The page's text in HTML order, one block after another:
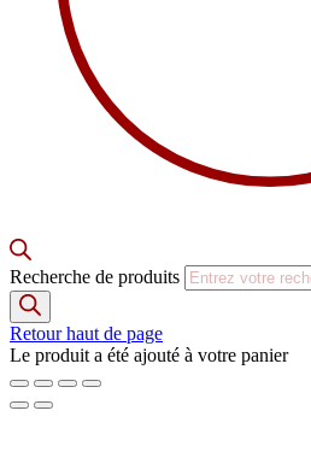
Recherche de produits
Retour haut de page
Le produit a été ajouté à votre panier